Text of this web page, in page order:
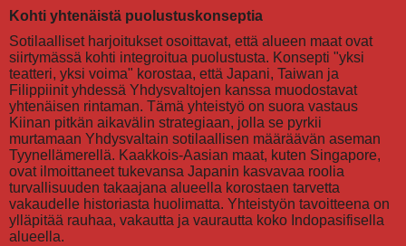
Kohti yhtenäistä puolustuskonseptia
Sotilaalliset harjoitukset osoittavat, että alueen maat ovat
siirtymässä kohti integroitua puolustusta. Konsepti "yksi
teatteri, yksi voima" korostaa, että Japani, Taiwan ja
Filippiinit yhdessä Yhdysvaltojen kanssa muodostavat
yhtenäisen rintaman. Tämä yhteistyö on suora vastaus
Kiinan pitkän aikavälin strategiaan, jolla se pyrkii
murtamaan Yhdysvaltain sotilaallisen määräävän aseman
Tyynellämerellä. Kaakkois-Aasian maat, kuten Singapore,
ovat ilmoittaneet tukevansa Japanin kasvavaa roolia
turvallisuuden takaajana alueella korostaen tarvetta
vakaudelle historiasta huolimatta. Yhteistyön tavoitteena on
ylläpitää rauhaa, vakautta ja vaurautta koko Indopasifisella
alueella.